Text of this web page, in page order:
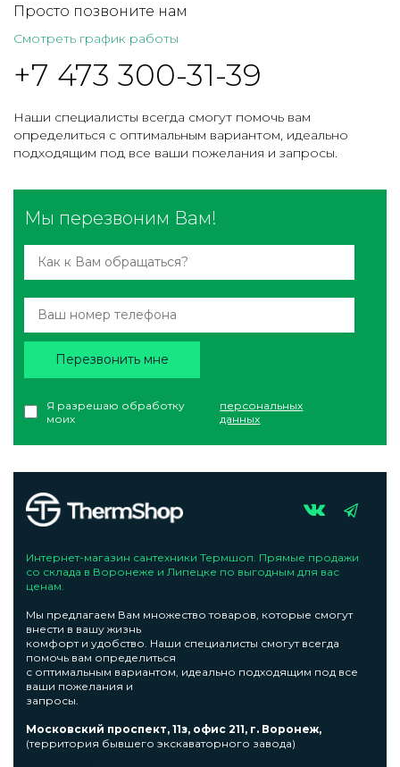
Просто позвоните нам
Смотреть график работы
+7 473 300-31-39
Наши специалисты всегда смогут помочь вам
определиться с оптимальным вариантом, идеально
подходящим под все ваши пожелания и запросы.
Мы перезвоним Вам!
Я разрешаю обработку
моих
персональных
данных
Перезвонить мне
Интернет-магазин сантехники Термшоп. Прямые продажи
со склада в Воронеже и Липецке по выгодным для вас
ценам.
Мы предлагаем Вам множество товаров, которые смогут
внести в вашу жизнь
комфорт и удобство. Наши специалисты смогут всегда
помочь вам определиться
с оптимальным вариантом, идеально подходящим под все
ваши пожелания и
запросы.
Московский проспект, 11з, офис 211, г. Воронеж,
(территория бывшего экскаваторного завода)